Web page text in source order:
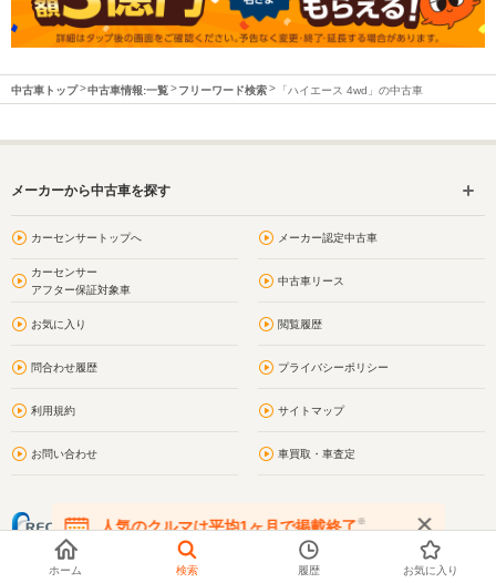
中古車トップ 中古車情報:一覧 フリーワード検索 「ハイエース 4wd」の中古車
メーカーから中古車を探す
カーセンサートップへ メーカー認定中古車
カーセンサー
アフター保証対象車
中古車リース
お気に入り 閲覧履歴
問合わせ履歴 プライバシーポリシー
利用規約 サイトマップ
お問い合わせ 車買取・車査定
人気のクルマは平均1ヶ月で掲載終了※
在庫が無くなる前にお問い合わせください
ホーム 検索 履歴 お気に入り